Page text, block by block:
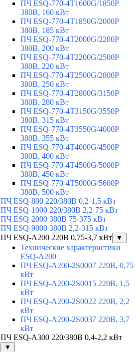
ПЧ ESQ-770-4T1600G/1850P
380В, 160 кВт
ПЧ ESQ-770-4T1850G/2000P
380В, 185 кВт
ПЧ ESQ-770-4T2000G/2200P
380В, 200 кВт
ПЧ ESQ-770-4T2200G/2500P
380В, 220 кВт
ПЧ ESQ-770-4T2500G/2800P
380В, 250 кВт
ПЧ ESQ-770-4T2800G/3150P
380В, 280 кВт
ПЧ ESQ-770-4T3150G/3550P
380В, 315 кВт
ПЧ ESQ-770-4T3550G/4000P
380В, 355 кВт
ПЧ ESQ-770-4T4000G/4500P
380В, 400 кВт
ПЧ ESQ-770-4T4500G/5000P
380В, 450 кВт
ПЧ ESQ-770-4T5000G/5600P
380В, 500 кВт
ПЧ ESQ-800 220/380В 0,2-1,5 кВт
ПЧ ESQ-1000 220/380В 2,2-75 кВт
ПЧ ESQ-2000 380В 75-375 кВт
ПЧ ESQ-9000 380В 2,2-315 кВт
ПЧ ESQ-A200 220В 0,75-3,7 кВт
▼
Технические характеристики
ESQ-A200
ПЧ ESQ-A200-2S0007 220В, 0,75
кВт
ПЧ ESQ-A200-2S0015 220В, 1,5
кВт
ПЧ ESQ-A200-2S0022 220В, 2,2
кВт
ПЧ ESQ-A200-2S0037 220В, 3,7
кВт
ПЧ ESQ-A300 220/380В 0,4-2,2 кВт
▼